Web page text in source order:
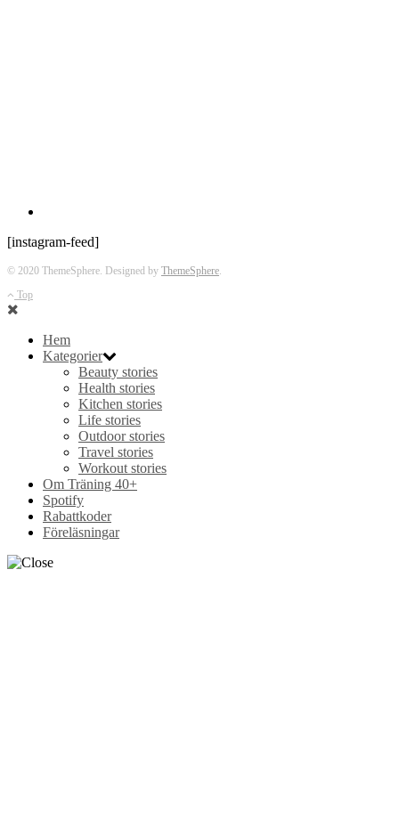
[instagram-feed]
© 2020 ThemeSphere. Designed by ThemeSphere.
Top
Hem
Kategorier
Beauty stories
Health stories
Kitchen stories
Life stories
Outdoor stories
Travel stories
Workout stories
Om Träning 40+
Spotify
Rabattkoder
Föreläsningar